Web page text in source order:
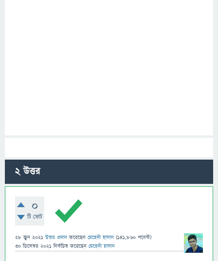
2উত্তর
0
টি ভোট
28 জুন 2021 উত্তর প্রদান করেছেন মেহেদী হাসান (141,860 পয়েন্ট)
30 ডিসেম্বর 2021 নির্বাচিত করেছেন মেহেদী হাসান